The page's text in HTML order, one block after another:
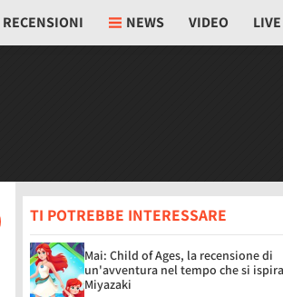
RECENSIONI NEWS VIDEO LIVE
TI POTREBBE INTERESSARE
Mai: Child of Ages, la recensione di
un'avventura nel tempo che si
Miyazaki